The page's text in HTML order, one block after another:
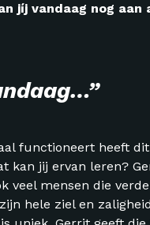
jíj vandaag nog aan
functioneert heeft
kan jij ervan leren?
veel mensen die
hele ziel en